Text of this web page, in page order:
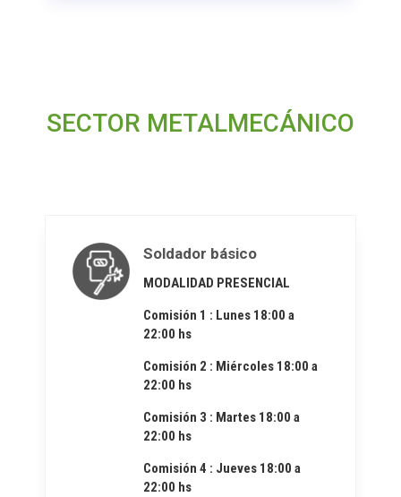
SECTOR METALMECÁNICO
Soldador básico
MODALIDAD PRESENCIAL
Comisión 1 : Lunes 18:00 a
22:00 hs
Comisión 2 : Miércoles 18:00 a
22:00 hs
Comisión 3 : Martes 18:00 a
22:00 hs
Comisión 4 : Jueves 18:00 a
22:00 hs